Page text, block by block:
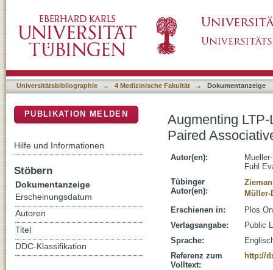
Universitätsbibliographie → 4 Medizinische Fakultät → Dokumentanzeige
Augmenting
Paired
Autor(en):
Fuhl
Tübinger
Autor(en):
Erschienen in:
Plos
Verlagsangabe:
Public
Sprache:
Referenz zum
Volltext:
http://
PUBLIKATION MELDEN
Hilfe und Informationen
Stöbern
Dokumentanzeige
Erscheinungsdatum
Autoren
Titel
DDC-Klassifikation